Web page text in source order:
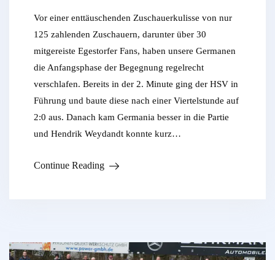
Vor einer enttäuschenden Zuschauerkulisse von nur
125 zahlenden Zuschauern, darunter über 30
mitgereiste Egestorfer Fans, haben unsere Germanen
die Anfangsphase der Begegnung regelrecht
verschlafen. Bereits in der 2. Minute ging der HSV in
Führung und baute diese nach einer Viertelstunde auf
2:0 aus. Danach kam Germania besser in die Partie
und Hendrik Weydandt konnte kurz…
Continue Reading